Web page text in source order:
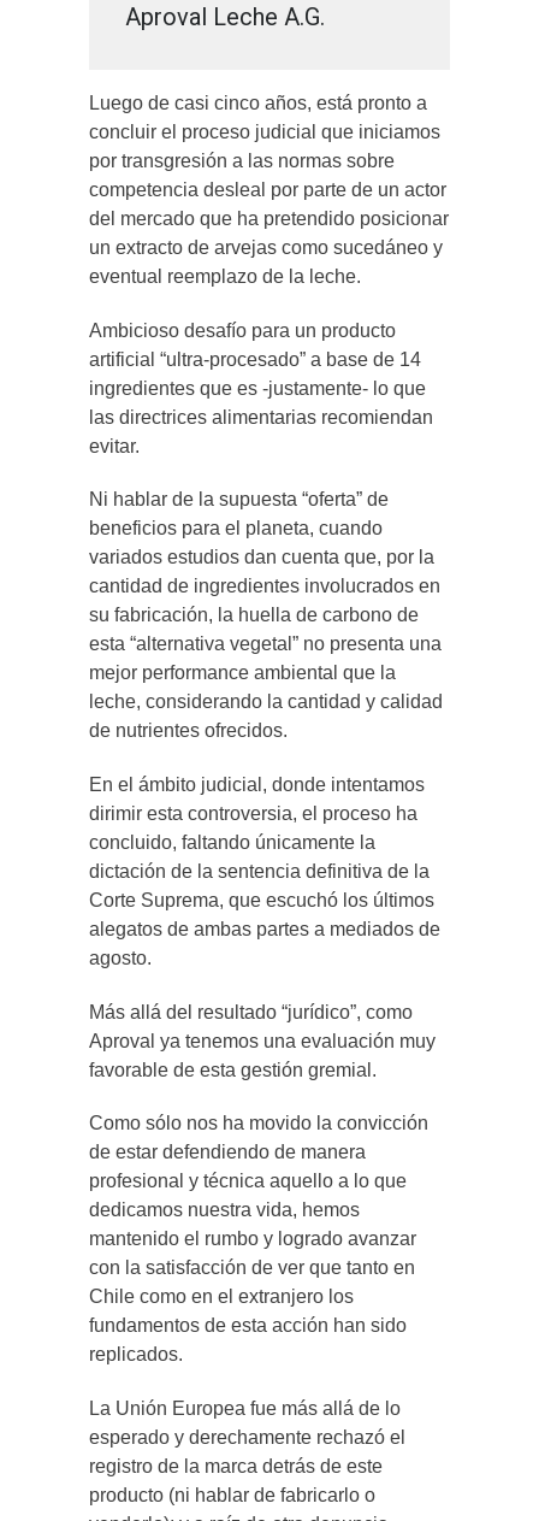
Aproval Leche A.G.
Luego de casi cinco años, está pronto a
concluir el proceso judicial que iniciamos
por transgresión a las normas sobre
competencia desleal por parte de un actor
del mercado que ha pretendido posicionar
un extracto de arvejas como sucedáneo y
eventual reemplazo de la leche.
Ambicioso desafío para un producto
artificial “ultra-procesado” a base de 14
ingredientes que es -justamente- lo que
las directrices alimentarias recomiendan
evitar.
Ni hablar de la supuesta “oferta” de
beneficios para el planeta, cuando
variados estudios dan cuenta que, por la
cantidad de ingredientes involucrados en
su fabricación, la huella de carbono de
esta “alternativa vegetal” no presenta una
mejor performance ambiental que la
leche, considerando la cantidad y calidad
de nutrientes ofrecidos.
En el ámbito judicial, donde intentamos
dirimir esta controversia, el proceso ha
concluido, faltando únicamente la
dictación de la sentencia definitiva de la
Corte Suprema, que escuchó los últimos
alegatos de ambas partes a mediados de
agosto.
Más allá del resultado “jurídico”, como
Aproval ya tenemos una evaluación muy
favorable de esta gestión gremial.
Como sólo nos ha movido la convicción
de estar defendiendo de manera
profesional y técnica aquello a lo que
dedicamos nuestra vida, hemos
mantenido el rumbo y logrado avanzar
con la satisfacción de ver que tanto en
Chile como en el extranjero los
fundamentos de esta acción han sido
replicados.
La Unión Europea fue más allá de lo
esperado y derechamente rechazó el
registro de la marca detrás de este
producto (ni hablar de fabricarlo o